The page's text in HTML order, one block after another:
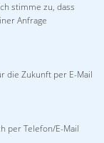
stimme zu, dass
Anfrage
die Zukunft per E-Mail
per Telefon/E-Mail